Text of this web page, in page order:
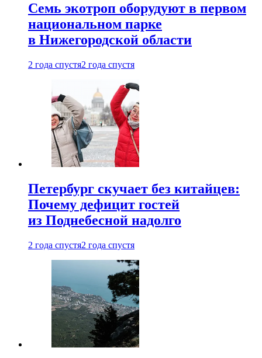
Семь экотроп оборудуют в первом
национальном парке
в Нижегородской области
2 года спустя2 года спустя
Петербург скучает без китайцев:
Почему дефицит гостей
из Поднебесной надолго
2 года спустя2 года спустя